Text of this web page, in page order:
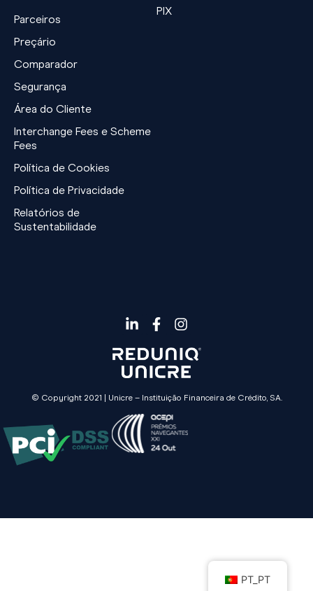
Parceiros
Preçário
Comparador
Segurança
Área do Cliente
Interchange Fees e Scheme
Fees
Política de Cookies
Política de Privacidade
Relatórios de
Sustentabilidade
PIX
© Copyright 2021 | Unicre – Instituição Financeira de Crédito, SA.
PT_PT